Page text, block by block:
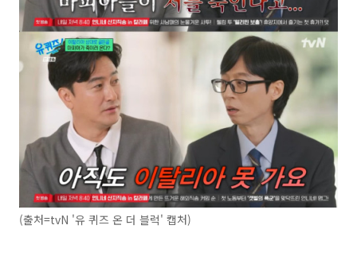
(출처=tvN '유 퀴즈 온 더 블럭' 캡처)